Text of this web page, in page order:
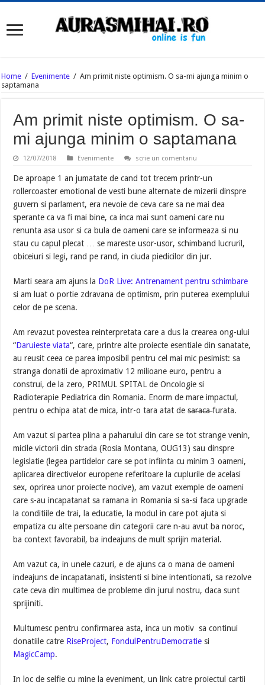
Home / Evenimente / Am primit niste optimism. O sa-mi ajunga minim o
saptamana
Am primit niste optimism. O sa-
mi ajunga minim o saptamana
12/07/2018 Evenimente scrie un comentariu
De aproape 1 an jumatate de cand tot trecem printr-un
rollercoaster emotional de vesti bune alternate de mizerii dinspre
guvern si parlament, era nevoie de ceva care sa ne mai dea
sperante ca va fi mai bine, ca inca mai sunt oameni care nu
renunta asa usor si ca bula de oameni care se informeaza si nu
stau cu capul plecat … se mareste usor-usor, schimband lucruril,
obiceiuri si legi, rand pe rand, in ciuda piedicilor din jur.
Marti seara am ajuns la DoR Live: Antrenament pentru schimbare
si am luat o portie zdravana de optimism, prin puterea exemplului
celor de pe scena.
Am revazut povestea reinterpretata care a dus la crearea ong-ului
“Daruieste viata“, care, printre alte proiecte esentiale din sanatate,
au reusit ceea ce parea imposibil pentru cel mai mic pesimist: sa
stranga donatii de aproximativ 12 milioane euro, pentru a
construi, de la zero, PRIMUL SPITAL de Oncologie si
Radioterapie Pediatrica din Romania. Enorm de mare impactul,
pentru o echipa atat de mica, intr-o tara atat desaracafurata.
Am vazut si partea plina a paharului din care se tot strange venin,
micile victorii din strada (Rosia Montana, OUG13) sau dinspre
legislatie (legea partidelor care se pot infiinta cu minim 3 oameni,
aplicarea directivelor europene referitoare la cuplurile de acelasi
sex, oprirea unor proiecte nocive), am vazut exemple de oameni
care s-au incapatanat sa ramana in Romania si sa-si faca upgrade
la conditiile de trai, la educatie, la modul in care pot ajuta si
empatiza cu alte persoane din categorii care n-au avut ba noroc,
ba context favorabil, ba indeajuns de mult sprijin material.
Am vazut ca, in unele cazuri, e de ajuns ca o mana de oameni
indeajuns de incapatanati, insistenti si bine intentionati, sa rezolve
cate ceva din multimea de probleme din jurul nostru, daca sunt
sprijiniti.
Multumesc pentru confirmarea asta, inca un motiv sa continui
donatiile catre RiseProject, FondulPentruDemocratie si
MagicCamp.
In loc de selfie cu mine la eveniment, un link catre proiectul cartii